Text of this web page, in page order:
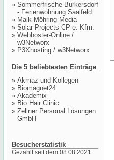
» Sommerfrische Burkersdorf
- Ferienwohnung Saalfeld
» Maik Möhring Media
» Solar Projects CP e. Kfm.
» Webhoster-Online /
w3Networx
» P3Xhosting / w3Networx
Die 5 beliebtesten Einträge
» Akmaz und Kollegen
» Biomagnet24
» Akademix
» Bio Hair Clinic
» Zellner Personal Lösungen
GmbH
Besucherstatistik
Gezählt seit dem 08.08.2021